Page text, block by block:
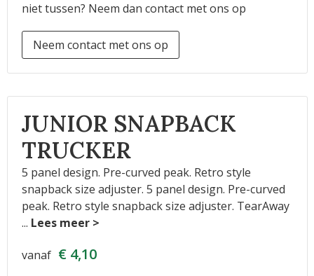
niet tussen? Neem dan contact met ons op
Neem contact met ons op
JUNIOR SNAPBACK
TRUCKER
5 panel design. Pre-curved peak. Retro style
snapback size adjuster. 5 panel design. Pre-curved
peak. Retro style snapback size adjuster. TearAway
...
vanaf € 4,10